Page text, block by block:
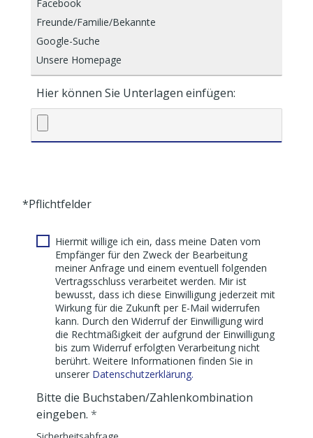
Hier können Sie Unterlagen einfügen:
*Pflichtfelder
Hiermit willige ich ein, dass meine Daten vom
Empfänger für den Zweck der Bearbeitung
meiner Anfrage und einem eventuell folgenden
Vertragsschluss verarbeitet werden. Mir ist
bewusst, dass ich diese Einwilligung jederzeit mit
Wirkung für die Zukunft per E-Mail widerrufen
kann. Durch den Widerruf der Einwilligung wird
die Rechtmäßigkeit der aufgrund der Einwilligung
bis zum Widerruf erfolgten Verarbeitung nicht
berührt. Weitere Informationen finden Sie in
unserer Datenschutzerklärung.
Bitte die Buchstaben/Zahlenkombination
eingeben.